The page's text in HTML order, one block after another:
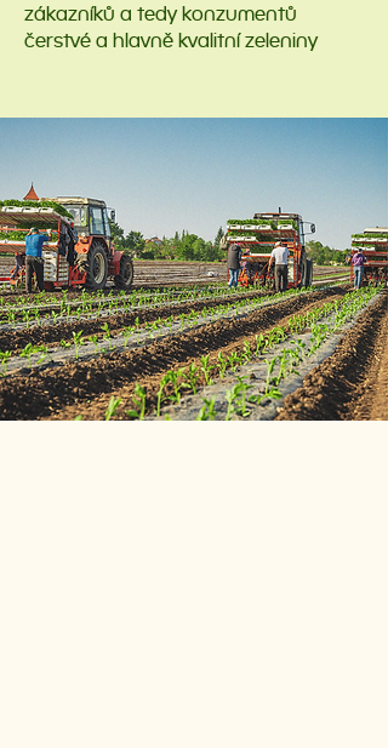
zákazníků a tedy konzumentů
čerstvé a hlavně kvalitní zeleniny